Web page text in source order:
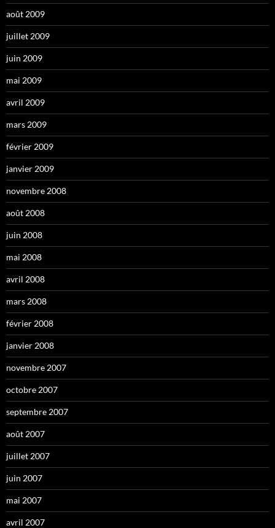
août 2009
juillet 2009
juin 2009
mai 2009
avril 2009
mars 2009
février 2009
janvier 2009
novembre 2008
août 2008
juin 2008
mai 2008
avril 2008
mars 2008
février 2008
janvier 2008
novembre 2007
octobre 2007
septembre 2007
août 2007
juillet 2007
juin 2007
mai 2007
avril 2007